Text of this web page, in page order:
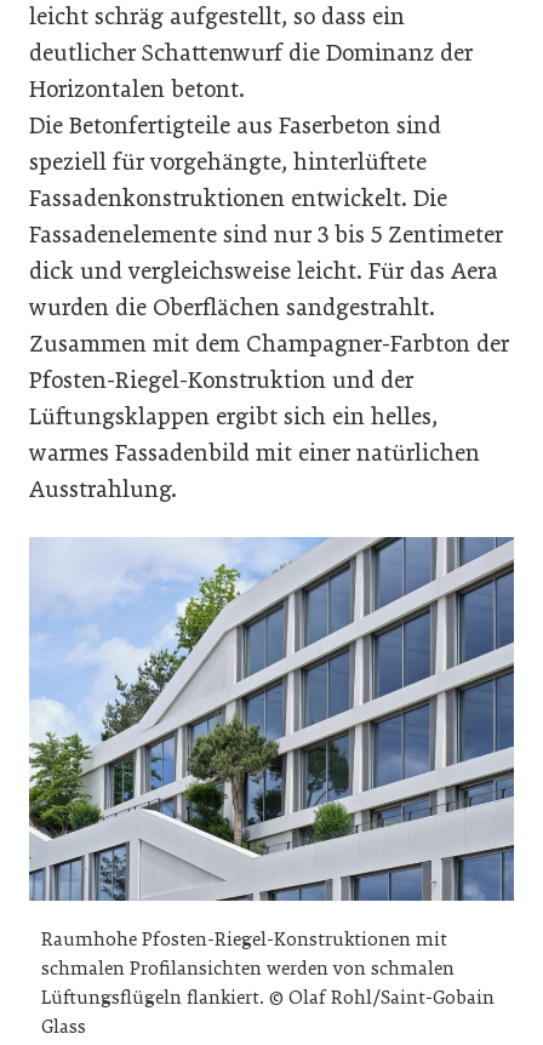
leicht schräg aufgestellt, so dass ein
deutlicher Schattenwurf die Dominanz der
Horizontalen betont.
Die Betonfertigteile aus Faserbeton sind
speziell für vorgehängte, hinterlüftete
Fassadenkonstruktionen entwickelt. Die
Fassadenelemente sind nur 3 bis 5 Zentimeter
dick und vergleichsweise leicht. Für das Aera
wurden die Oberflächen sandgestrahlt.
Zusammen mit dem Champagner-Farbton der
Pfosten-Riegel-Konstruktion und der
Lüftungsklappen ergibt sich ein helles,
warmes Fassadenbild mit einer natürlichen
Ausstrahlung.
Raumhohe Pfosten-Riegel-Konstruktionen mit
schmalen Profilansichten werden von schmalen
Lüftungsflügeln flankiert. © Olaf Rohl/Saint-Gobain
Glass